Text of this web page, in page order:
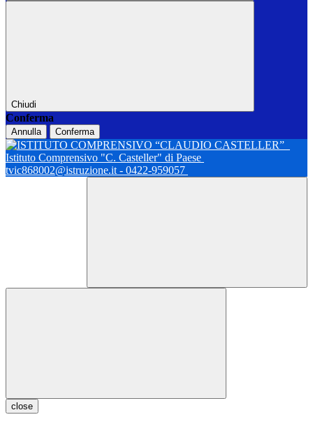
Chiudi
Conferma
Annulla Conferma
Istituto Comprensivo "C. Casteller" di Paese
tvic868002@istruzione.it - 0422-959057
close